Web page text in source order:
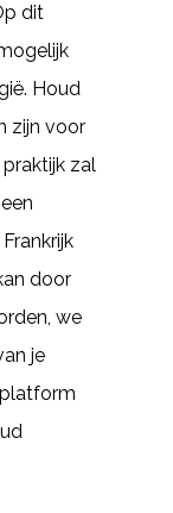
dit
Houd
zijn voor
zal
door
we
je